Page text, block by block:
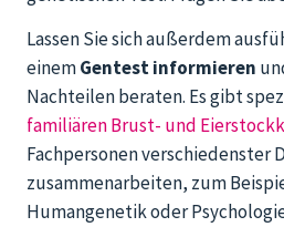
Lassen Sie sich außerdem
einemGentest informieren
Nachteilen beraten. Es gibt
familiären Brust- und
Fachpersonen verschiedenster
zusammenarbeiten, zum
Humangenetik oder